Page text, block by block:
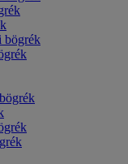
bögrék